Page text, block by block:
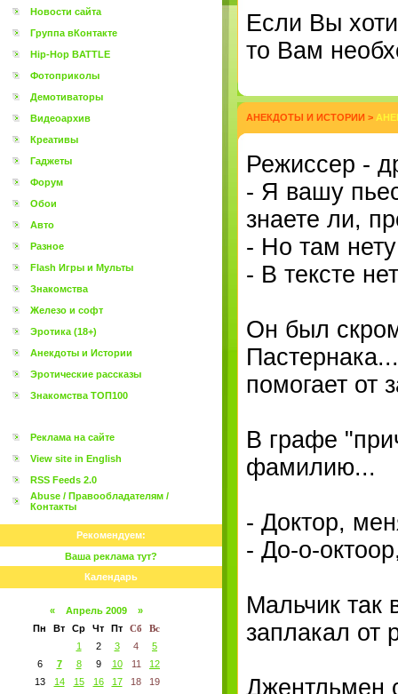
Новости сайта
Группа вКонтакте
Hip-Hop BATTLE
Фотоприколы
Демотиваторы
Видеоархив
Креативы
Гаджеты
Форум
Обои
Авто
Разное
Flash Игры и Мульты
Знакомства
Железо и софт
Эротика (18+)
Анекдоты и Истории
Эротические рассказы
Знакомства ТОП100
Реклама на сайте
View site in English
RSS Feeds 2.0
Abuse / Правообладателям /
Контакты
Рекомендуем:
Ваша реклама тут?
Календарь
« Апрель 2009
»
Пн
Вт Ср Чт Пт Сб
Вс
1
2 3 4
5
6
7 8 9 10 11
12
13
14 15 16 17 18
19
Eсли Вы
то Вам
АНЕКДОТЫ И ИСТОРИИ >
Режиссер -
- Я вашу
знаете ли,
- Но там
- В тексте
Он был
помогает от
В графе
фамилию...
- Доктор,
- До-о-
Мальчик так
заплакал от
Джентльмен